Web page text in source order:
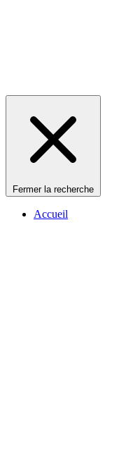
Fermer la recherche
Accueil